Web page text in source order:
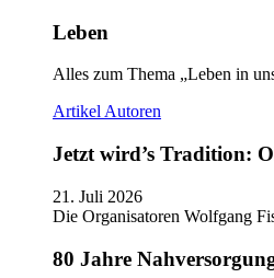
Leben
Alles zum Thema „Leben in
ArtikelAutoren
Jetzt wird’s Tradition:
21. Juli 2026
Die Organisatoren Wolfgang
80 Jahre